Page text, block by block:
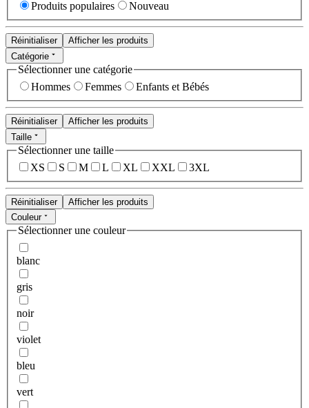
Produits populaires Nouveau
Réinitialiser
Afficher les produits
Catégorie
Sélectionner une catégorie
Hommes
Femmes Enfants et Bébés
Réinitialiser
Afficher les produits
Taille
Sélectionner une taille
XS
S M L XL XXL 3XL
Réinitialiser
Afficher les produits
Couleur
Sélectionner une couleur
blanc
gris
noir
violet
bleu
vert